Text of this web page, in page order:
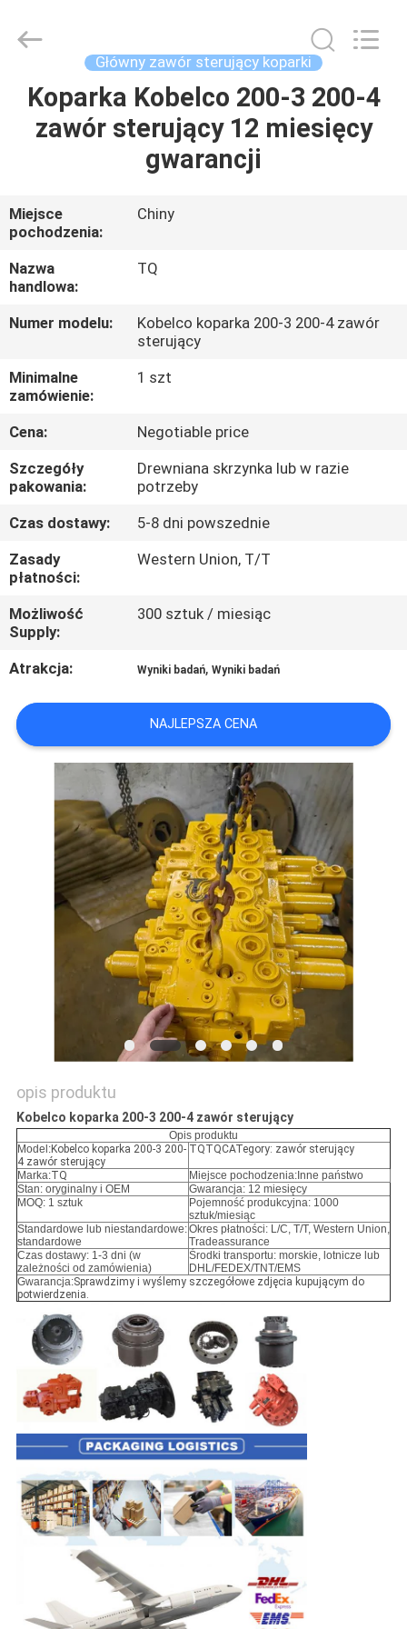
DOM
FILMY
POKAZ
VR
NAS
PO
FABRYCE
KONTROLA
SKONTAKTUJ
NAMI
AKTUALNOŚCI
WSZYSTKIE
PRZYPADKI
POPROSIĆ
POLITYKA
PRYWATNOŚCI
Machinery
Reserved.
Główny zawór sterujący koparki
Koparka Kobelco 200-3 200-4
zawór sterujący 12 miesięcy
gwarancji
Miejsce
pochodzenia:
Chiny
Nazwa
handlowa:
TQ
Numer modelu:
Kobelco koparka 200-3 200-4 zawór
sterujący
Minimalne
zamówienie:
1 szt
Cena:
Negotiable price
Szczegóły
pakowania:
Drewniana skrzynka lub w razie
potrzeby
Czas dostawy:
5-8 dni powszednie
Zasady
płatności:
Western Union, T/T
Możliwość
Supply:
300 sztuk / miesiąc
Atrakcja: Wyniki badań,Wyniki badań
NAJLEPSZA CENA
opis produktu
Kobelco koparka 200-3 200-4 zawór sterujący
Opis produktu
Model:Kobelco koparka 200-3 200-
4 zawór sterujący
TQTQCATegory: zawór sterujący
Marka:TQ
Miejsce pochodzenia:Inne państwo
Stan: oryginalny i OEM
Gwarancja: 12 miesięcy
MOQ: 1 sztuk
Pojemność produkcyjna: 1000
sztuk/miesiąc
Standardowe lub niestandardowe:
standardowe
Okres płatności: L/C, T/T, Western Union,
Tradeassurance
Czas dostawy: 1-3 dni (w
zależności od zamówienia)
Środki transportu: morskie, lotnicze lub
DHL/FEDEX/TNT/EMS
Gwarancja:Sprawdzimy i wyślemy szczegółowe zdjęcia kupującym do
potwierdzenia.